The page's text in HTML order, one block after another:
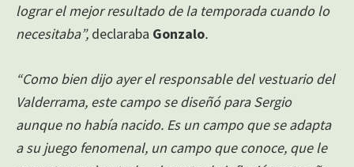
lograr el mejor resultado de la temporada cuando lo
necesitaba”, declaraba Gonzalo.
“Como bien dijo ayer el responsable del vestuario del
Valderrama, este campo se diseñó para Sergio
aunque no había nacido. Es un campo que se adapta
a su juego fenomenal, un campo que conoce, que le